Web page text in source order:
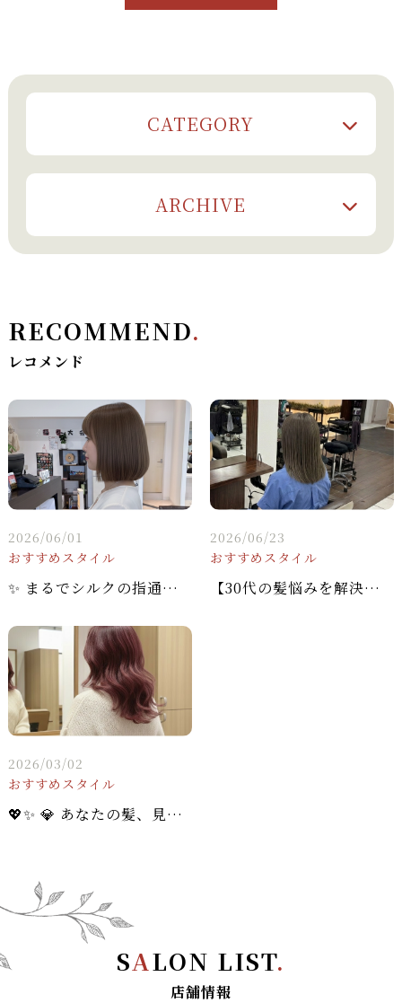
CATEGORY
ARCHIVE
RECOMMEND.
レコメンド
2026/06/01
おすすめスタイル
✨ まるでシルクの指通り！髪質改善×アッシュブラウンで叶える「究極のストレートボブ」
2026/06/23
おすすめスタイル
【30代の髪悩みを解決！】−5歳のツヤを手に入れる✨髪質改善カラーで「褒められ美髪」へ💖
2026/03/02
おすすめスタイル
💖✨ 💎 あなたの髪、見違えるほど美しく！ ✨ 💎 💖
SALON LIST.
店舗情報